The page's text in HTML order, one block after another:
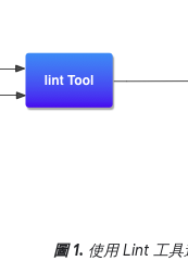
圖 1. 使用 Lint 工具